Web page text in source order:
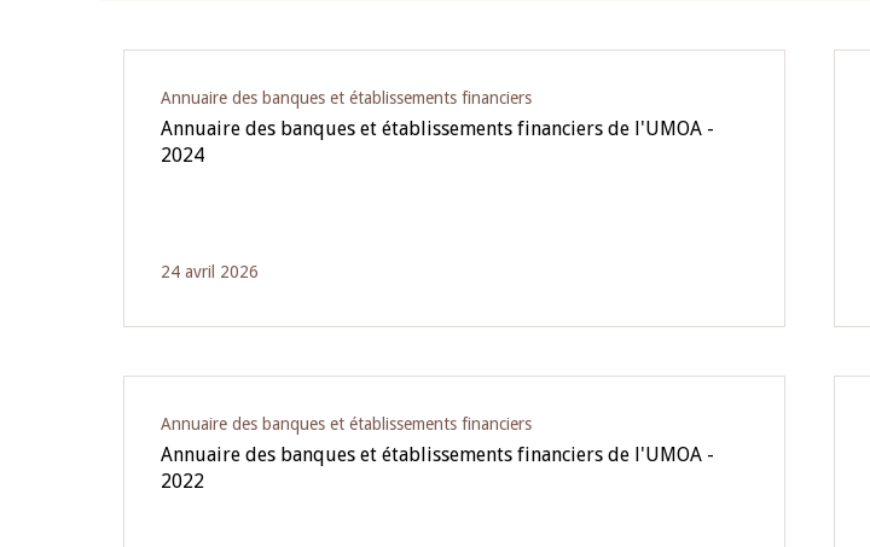
Annuaire des banques et établissements financiers
Annuaire des banques et établissements financiers de l'UMOA -
2024
24 avril 2026
Annuaire des banques et établissements financiers
Annuaire des banques et établissements financiers de l'UMOA -
2022